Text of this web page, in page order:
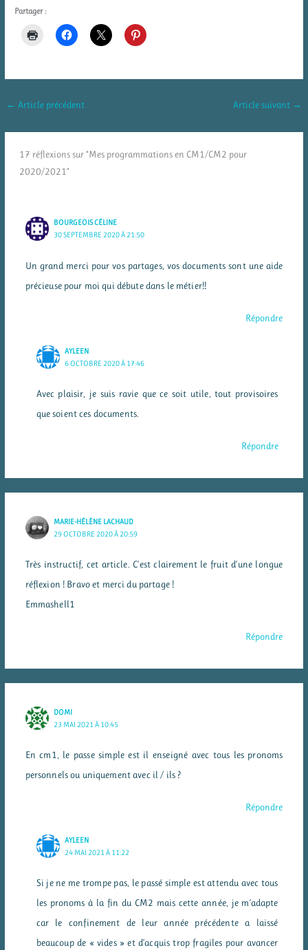
Partager :
← Article précédent Article suivant →
17 réflexions sur “Mes programmations en CM1/CM2 pour
2020/2021”
BOURGEOIS CÉLINE
30 SEPTEMBRE 2020 À 21:50
Un grand merci pour vos partages, vos documents sont une aide
précieuse pour moi qui débute dans le métier!!
Répondre
AYLEEN
6 OCTOBRE 2020 À 17:46
Avec plaisir, je suis ravie que ce soit utile, tout provisoires
que soient ces documents.
Répondre
MARIE-HÉLÈNE LACHAUD
29 OCTOBRE 2020 À 20:59
Très instructif, cet article. C’est clairement le fruit d’une longue
réflexion ! Bravo et merci du partage !
Emmashell1
Répondre
DOMI
23 MAI 2021 À 10:45
En cm1, le passe simple est il enseigné avec tous les pronoms
personnels ou uniquement avec il / ils ?
Répondre
AYLEEN
24 MAI 2021 À 11:22
Si je ne me trompe pas, le passé simple est attendu avec tous
les pronoms à la fin du CM2 mais cette année, je m’adapte
car le confinement de leur année précédente a laissé
beaucoup de « vides » et d’acquis trop fragiles pour avancer